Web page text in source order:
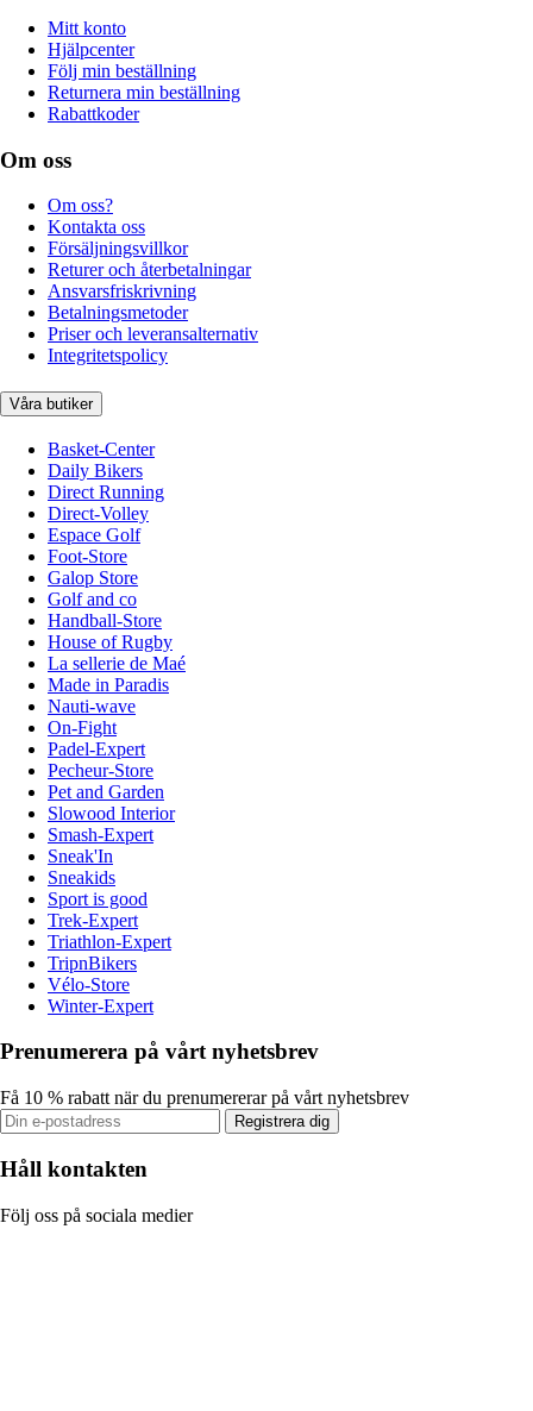
Mitt konto
Hjälpcenter
Följ min beställning
Returnera min beställning
Rabattkoder
Om oss
Om oss?
Kontakta oss
Försäljningsvillkor
Returer och återbetalningar
Ansvarsfriskrivning
Betalningsmetoder
Priser och leveransalternativ
Integritetspolicy
Våra butiker
Basket-Center
Daily Bikers
Direct Running
Direct-Volley
Espace Golf
Foot-Store
Galop Store
Golf and co
Handball-Store
House of Rugby
La sellerie de Maé
Made in Paradis
Nauti-wave
On-Fight
Padel-Expert
Pecheur-Store
Pet and Garden
Slowood Interior
Smash-Expert
Sneak'In
Sneakids
Sport is good
Trek-Expert
Triathlon-Expert
TripnBikers
Vélo-Store
Winter-Expert
Prenumerera på vårt nyhetsbrev
Få 10 % rabatt när du prenumererar på vårt nyhetsbrev
Registrera dig
Håll kontakten
Följ oss på sociala medier